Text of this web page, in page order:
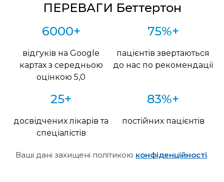
ПЕРЕВАГИ Беттертон
6000+
відгуків на Google
картах з середньою
оцінкою 5,0
75%+
пацієнтів звертаються
до нас по рекомендації
25+
досвідчених лікарів та
спеціалістів
83%+
постійних пацієнтів
Ваші дані захищені політикою конфіденційності.